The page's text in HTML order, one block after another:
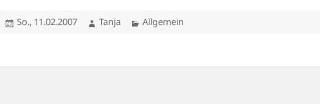
Veröffentlicht
So., 11.02.2007 Autor
Tanja Kategorien
Allgemein